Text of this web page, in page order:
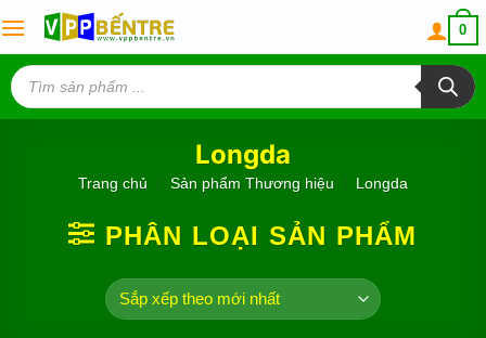
to
content
0
Tìm
kiếm
sản
phẩm
Longda
Trang chủ Sản phẩm Thương hiệu Longda
PHÂN LOẠI SẢN PHẨM